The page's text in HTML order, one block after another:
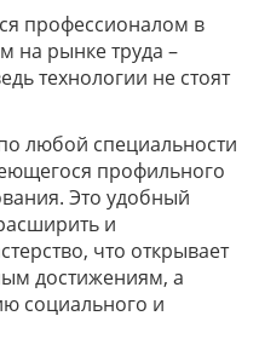
профессионалом в
на рынке труда –
технологии не стоят
любой специальности
профильного
Это удобный
и
что открывает
достижениям, а
социального и